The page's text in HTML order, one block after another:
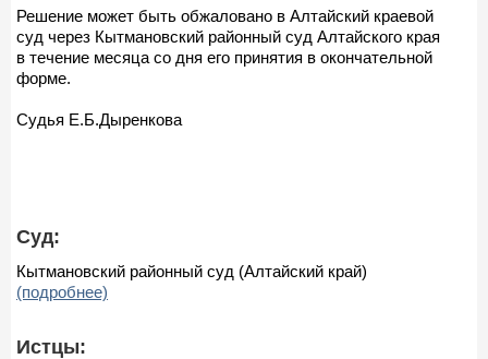
Решение может быть обжаловано в Алтайский краевой
суд через Кытмановский районный суд Алтайского края
в течение месяца со дня его принятия в окончательной
форме.
Судья Е.Б.Дыренкова
Суд:
Кытмановский районный суд (Алтайский край)
(подробнее)
Истцы: